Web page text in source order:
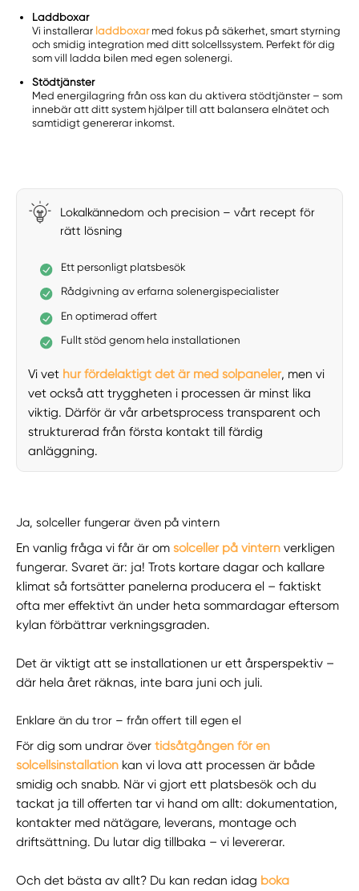
Laddboxar
Vi installerar laddboxarmed fokus på säkerhet, smart styrning
och smidig integration med ditt solcellssystem. Perfekt för dig
som vill ladda bilen med egen solenergi.
Stödtjänster
Med energilagring från oss kan du aktivera stödtjänster – som
innebär att ditt system hjälper till att balansera elnätet och
samtidigt genererar inkomst.
Lokalkännedom och precision – vårt recept för
rätt lösning
Ett personligt platsbesök
Rådgivning av erfarna solenergispecialister
En optimerad offert
Fullt stöd genom hela installationen
Vi vet hur fördelaktigt det är med solpaneler, men vi
vet också att tryggheten i processen är minst lika
viktig. Därför är vår arbetsprocess transparent och
strukturerad från första kontakt till färdig
anläggning.
Ja, solceller fungerar även på vintern
En vanlig fråga vi får är om solceller på vintern verkligen
fungerar. Svaret är: ja! Trots kortare dagar och kallare
klimat så fortsätter panelerna producera el – faktiskt
ofta mer effektivt än under heta sommardagar eftersom
kylan förbättrar verkningsgraden.
Det är viktigt att se installationen ur ett årsperspektiv –
där hela året räknas, inte bara juni och juli.
Enklare än du tror – från offert till egen el
För dig som undrar övertidsåtgången för en
solcellsinstallation kan vi lova att processen är både
smidig och snabb. När vi gjort ett platsbesök och du
tackat ja till offerten tar vi hand om allt: dokumentation,
kontakter med nätägare, leverans, montage och
driftsättning. Du lutar dig tillbaka – vi levererar.
Och det bästa av allt? Du kan redan idag boka